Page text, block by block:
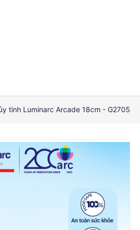
tinh Luminarc Arcade 18cm - G2705